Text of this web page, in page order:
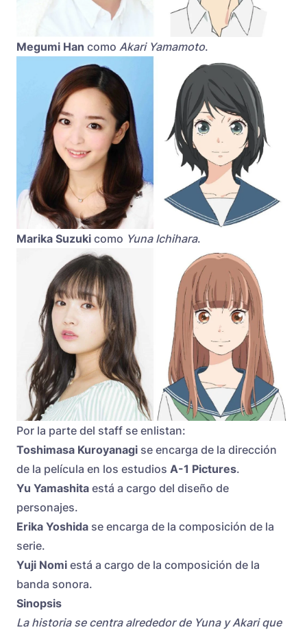
Megumi Han como Akari Yamamoto.
Marika Suzuki como Yuna Ichihara.
Por la parte del staff se enlistan:
Toshimasa Kuroyanagi se encarga de la dirección
de la película en los estudios A-1 Pictures.
Yu Yamashita está a cargo del diseño de
personajes.
Erika Yoshida se encarga de la composición de la
serie.
Yuji Nomi está a cargo de la composición de la
banda sonora.
Sinopsis
La historia se centra alrededor de Yuna y Akari que